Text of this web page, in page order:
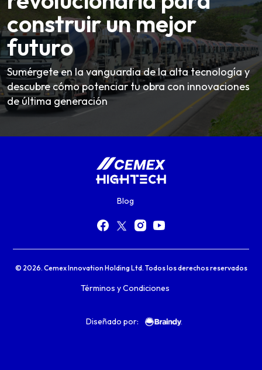
construir un mejor
futuro
Sumérgete en la vanguardia de la alta tecnología y
descubre cómo potenciar tu obra con innovaciones
de última generación
Blog
© 2026. Cemex Innovation Holding Ltd. Todos los derechos reservados
Términos y Condiciones
Diseñado por: